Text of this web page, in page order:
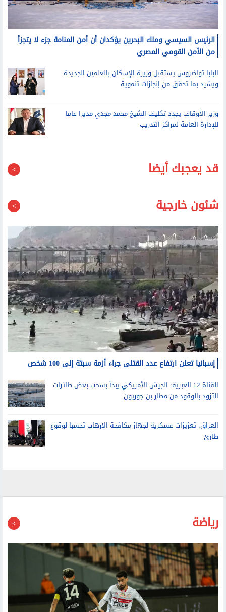
الرئيس السيسي وملك البحرين يؤكدان أن أمن المنامة جزء لا يتجزأ
من الأمن القومي المصري
البابا تواضروس يستقبل وزيرة الإسكان بالعلمين الجديدة
ويشيد بما تحقق من إنجازات تنموية
وزير الأوقاف يجدد تكليف الشيخ محمد مجدي مديرا عاما
للإدارة العامة لمراكز التدريب
قد يعجبك أيضا
شئون خارجية
إسبانيا تعلن ارتفاع عدد القتلى جراء أزمة سبتة إلى 100 شخص
القناة 12 العبرية: الجيش الأمريكي يبدأ بسحب بعض طائرات
التزود بالوقود من مطار بن جوريون
العراق: تعزيزات عسكرية لجهاز مكافحة الإرهاب تحسبا لوقوع
طارئ
رياضة